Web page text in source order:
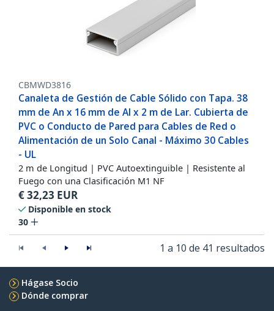
CBMWD3816
Canaleta de Gestión de Cable Sólido con Tapa. 38
mm de An x 16 mm de Al x 2 m de Lar. Cubierta de
PVC o Conducto de Pared para Cables de Red o
Alimentación de un Solo Canal - Máximo 30 Cables
- UL
2 m de Longitud | PVC Autoextinguible | Resistente al
Fuego con una Clasificación M1 NF
€32,23 EUR
Disponible en stock
30
1 a 10 de 41 resultados
Hágase Socio
Dónde comprar